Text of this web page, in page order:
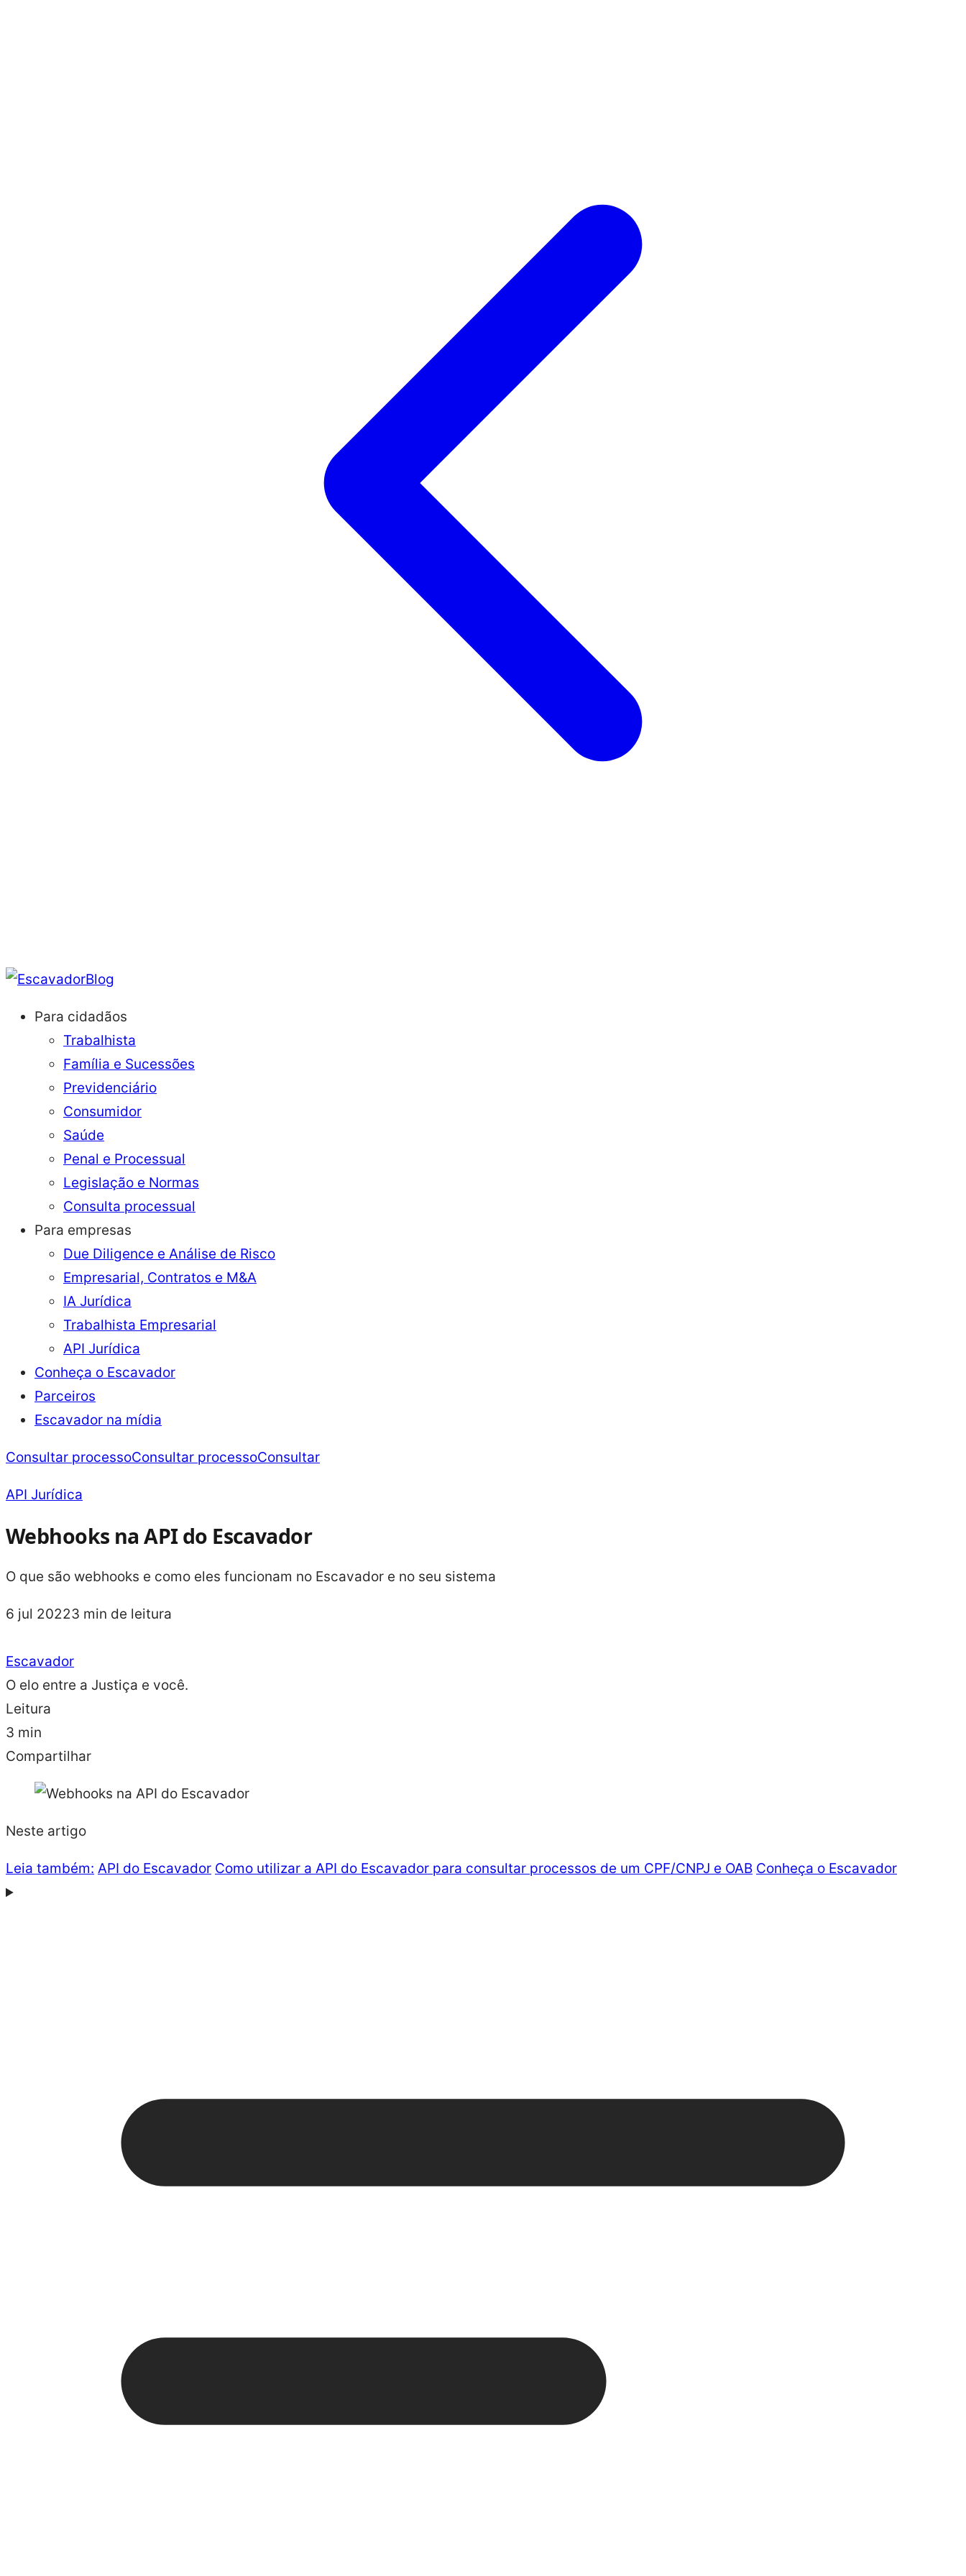
Blog
Para cidadãos
Trabalhista
Família e Sucessões
Previdenciário
Consumidor
Saúde
Penal e Processual
Legislação e Normas
Consulta processual
Para empresas
Due Diligence e Análise de Risco
Empresarial, Contratos e M&A
IA Jurídica
Trabalhista Empresarial
API Jurídica
Conheça o Escavador
Parceiros
Escavador na mídia
Consultar processoConsultar processoConsultar
API Jurídica
Webhooks na API do Escavador
O que são webhooks e como eles funcionam no Escavador e no seu sistema
6 jul 20223 min de leitura
Escavador
O elo entre a Justiça e você.
Leitura
3 min
Compartilhar
Neste artigo
Leia também: API do Escavador Como utilizar a API do Escavador para consultar processos de um CPF/CNPJ e OAB Conheça o Escavador